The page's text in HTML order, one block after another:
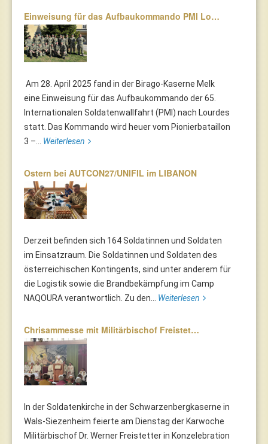
Einweisung für das Aufbaukommando PMI Lo…
Am 28. April 2025 fand in der Birago-Kaserne Melk
eine Einweisung für das Aufbaukommando der 65.
Internationalen Soldatenwallfahrt (PMI) nach Lourdes
statt. Das Kommando wird heuer vom Pionierbataillon
3 –... Weiterlesen
Ostern bei AUTCON27/UNIFIL im LIBANON
Derzeit befinden sich 164 Soldatinnen und Soldaten
im Einsatzraum. Die Soldatinnen und Soldaten des
österreichischen Kontingents, sind unter anderem für
die Logistik sowie die Brandbekämpfung im Camp
NAQOURA verantwortlich. Zu den... Weiterlesen
Chrisammesse mit Militärbischof Freistet…
In der Soldatenkirche in der Schwarzenbergkaserne in
Wals-Siezenheim feierte am Dienstag der Karwoche
Militärbischof Dr. Werner Freistetter in Konzelebration